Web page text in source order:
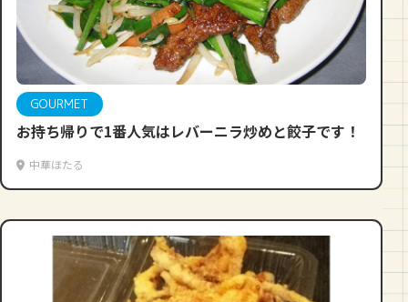
GOURMET
お持ち帰りで1番人気はレバーニラ炒めと餃子です！
中華ほたる